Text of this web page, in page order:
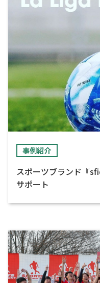
事例紹介
スポーツブランド『
サポート